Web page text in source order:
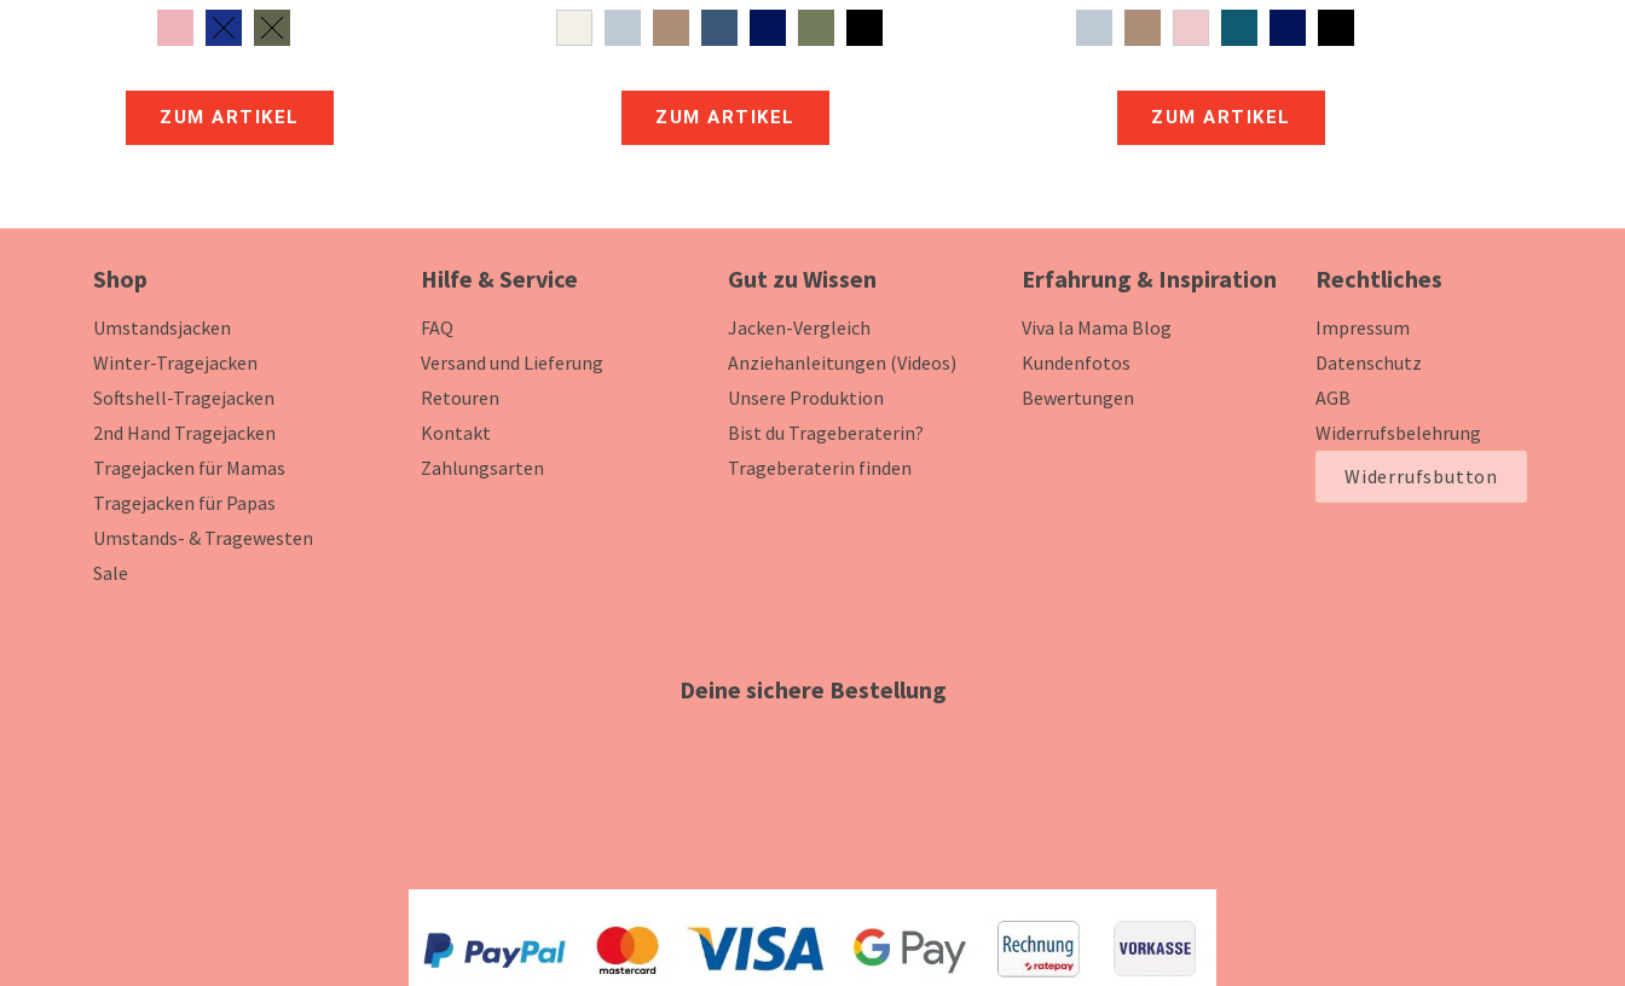
ZUM ARTIKEL ZUM ARTIKEL ZUM ARTIKEL
Shop
Umstandsjacken
Winter-Tragejacken
Softshell-Tragejacken
2nd Hand Tragejacken
Tragejacken für Mamas
Tragejacken für Papas
Umstands- & Tragewesten
Sale
Hilfe & Service
FAQ
Versand und Lieferung
Retouren
Kontakt
Zahlungsarten
Gut zu Wissen
Jacken-Vergleich
Anziehanleitungen (Videos)
Unsere Produktion
Bist du Trageberaterin?
Trageberaterin finden
Erfahrung & Inspiration
Viva la Mama Blog
Kundenfotos
Bewertungen
Rechtliches
Impressum
Datenschutz
AGB
Widerrufsbelehrung
Widerrufsbutton
Deine sichere Bestellung